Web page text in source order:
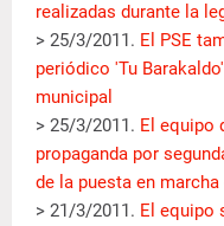
realizadas durante la
> 25/3/2011. El PSE
periódico 'Tu
municipal
> 25/3/2011. El equipo
propaganda por
de la puesta en
> 21/3/2011. El equipo